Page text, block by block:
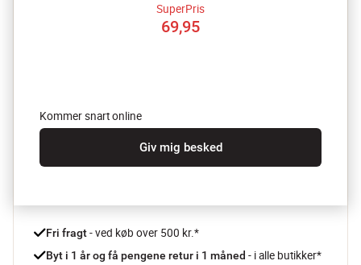
SuperPris
69,95
Kommer snart online
Giv mig besked
Fri fragt - ved køb over 500 kr.*
Byt i 1 år og få pengene retur i 1 måned - i alle butikker*